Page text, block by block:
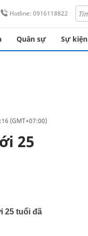
Hotline: 0916118822
Quân sự Sự kiện
(GMT+07:00)
25
25 tuổi đã